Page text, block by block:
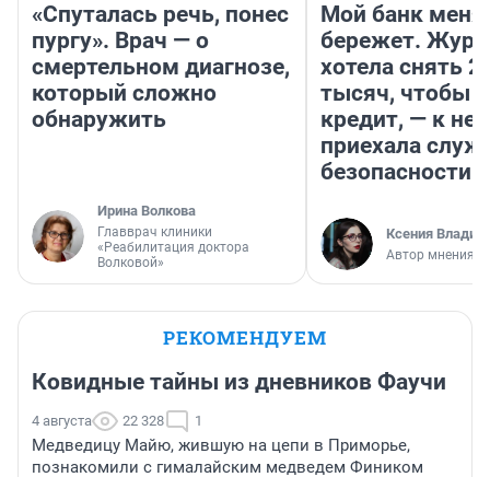
«Спуталась речь, понес
пургу». Врач — о
смертельном диагнозе,
который сложно
обнаружить
Ирина Волкова
Главврач клиники
«Реабилитация доктора
Волковой»
Мой банк меня
бережет.
хотела снять
тысяч, чтобы
кредит, — к
приехала
безопасности
Ксения
Автор мнения
РЕКОМЕНДУЕМ
Ковидные тайны из дневников Фаучи
4 августа 22 328 1
Медведицу Майю, жившую на цепи в Приморье,
познакомили с гималайским медведем Фиником